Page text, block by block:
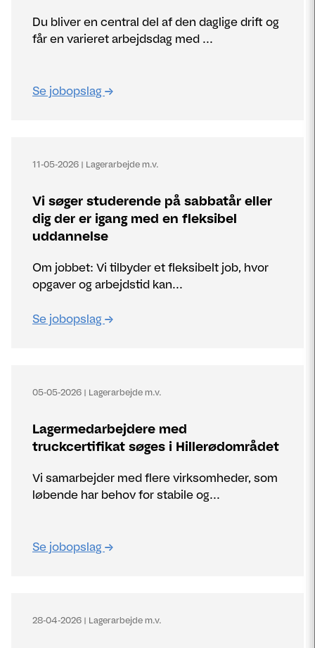
Du bliver en central del af den daglige drift og
får en varieret arbejdsdag med ...
Se jobopslag
11-05-2026 | Lagerarbejde m.v.
Vi søger studerende på sabbatår eller
dig der er igang med en fleksibel
uddannelse
Om jobbet: Vi tilbyder et fleksibelt job, hvor
opgaver og arbejdstid kan...
Se jobopslag
05-05-2026 | Lagerarbejde m.v.
Lagermedarbejdere med
truckcertifikat søges i Hillerødområdet
Vi samarbejder med flere virksomheder, som
løbende har behov for stabile og...
Se jobopslag
28-04-2026 | Lagerarbejde m.v.